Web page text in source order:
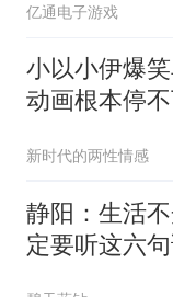
亿通电子游戏
小以小伊爆
动画根本停不
新时代的两性情感
静阳：生活
定要听这六